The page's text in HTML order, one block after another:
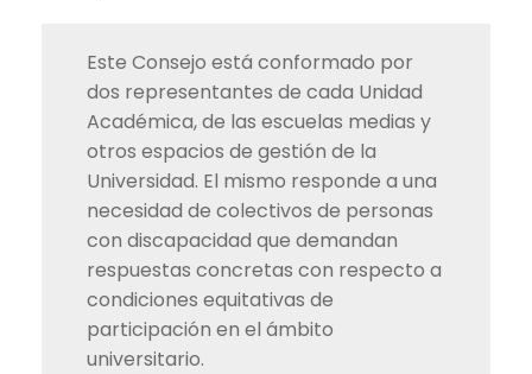
Este Consejo está conformado por
dos representantes de cada Unidad
Académica, de las escuelas medias y
otros espacios de gestión de la
Universidad. El mismo responde a una
necesidad de colectivos de personas
con discapacidad que demandan
respuestas concretas con respecto a
condiciones equitativas de
participación en el ámbito
universitario.